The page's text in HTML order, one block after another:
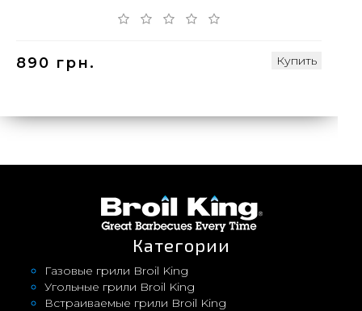
890 грн. Купить
Категории
Газовые грили Broil King
Угольные грили Broil King
Встраиваемые грили Broil King